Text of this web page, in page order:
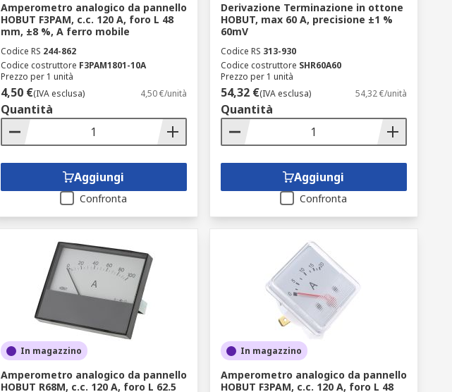
Amperometro analogico da pannello
HOBUT F3PAM, c.c. 120 A, foro L 48
mm, ±8 %, A ferro mobile
Codice RS 244-862
Codice costruttore F3PAM1801-10A
Prezzo per 1 unità
4,50 €(IVA esclusa) 4,50 €/unità
Quantità
Aggiungi
Confronta
Derivazione Terminazione in ottone
HOBUT, max 60 A, precisione ±1 %
60mV
Codice RS 313-930
Codice costruttore SHR60A60
Prezzo per 1 unità
54,32 €(IVA esclusa) 54,32 €/unità
Quantità
Aggiungi
Confronta
In magazzino
Amperometro analogico da pannello
HOBUT R68M, c.c. 120 A, foro L 62.5
In magazzino
Amperometro analogico da pannello
HOBUT F3PAM, c.c. 120 A, foro L 48